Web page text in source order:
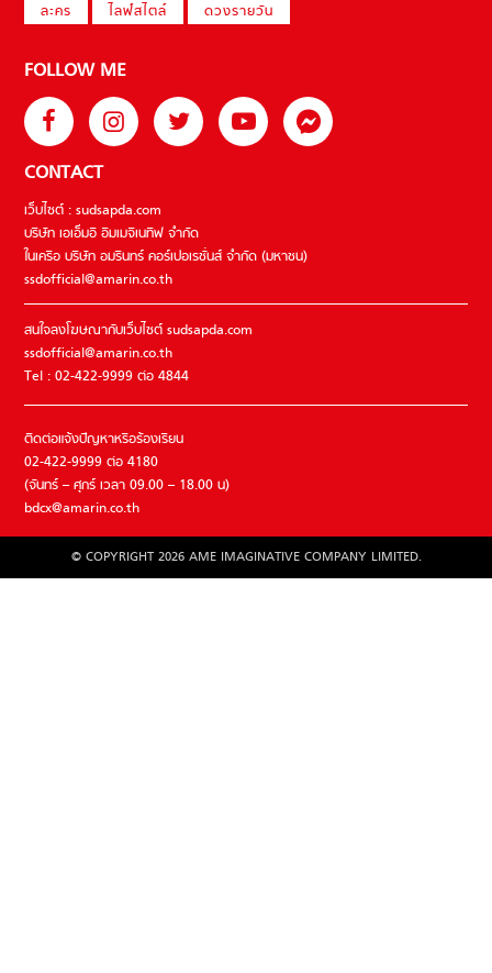
ละคร
ไลฟ์สไตล์ ดวงรายวัน
FOLLOW ME
CONTACT
เว็บไซต์ : sudsapda.com
บริษัท เอเอ็มอี อิมเมจิเนทีฟ จำกัด
ในเครือ บริษัท อมรินทร์ คอร์เปอเรชั่นส์ จำกัด (มหาชน)
ssdofficial@amarin.co.th
สนใจลงโฆษณากับเว็บไซต์ sudsapda.com
ssdofficial@amarin.co.th
Tel : 02-422-9999 ต่อ 4844
ติดต่อแจ้งปัญหาหรือร้องเรียน
02-422-9999 ต่อ 4180
(จันทร์ – ศุกร์ เวลา 09.00 – 18.00 น)
bdcx@amarin.co.th
© COPYRIGHT 2026 AME IMAGINATIVE COMPANY LIMITED.